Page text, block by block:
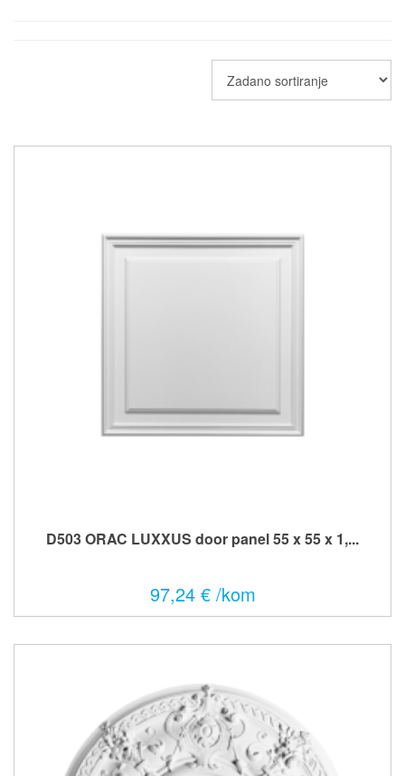
D503 ORAC LUXXUS door panel 55 x 55 x 1,...
97,24 € /kom